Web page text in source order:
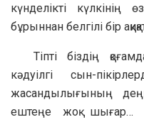
күнделікті күлкінің
бұрыннан белгілі бір
Тіпті біздің
кәдуілгі сын-
жасандылығының
ештеңе жоқ шығар…